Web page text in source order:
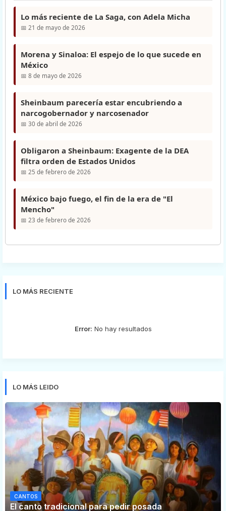
Lo más reciente de La Saga, con Adela Micha
📅 21 de mayo de 2026
Morena y Sinaloa: El espejo de lo que sucede en
México
📅 8 de mayo de 2026
Sheinbaum parecería estar encubriendo a
narcogobernador y narcosenador
📅 30 de abril de 2026
Obligaron a Sheinbaum: Exagente de la DEA
filtra orden de Estados Unidos
📅 25 de febrero de 2026
México bajo fuego, el fin de la era de "El
Mencho"
📅 23 de febrero de 2026
LO MÁS RECIENTE
Error: No hay resultados
LO MÁS LEIDO
CANTOS
El canto tradicional para pedir posada